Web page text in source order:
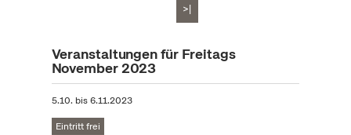
>|
Veranstaltungen für Freitags
November 2023
5.10. bis6.11.2023
Eintritt frei